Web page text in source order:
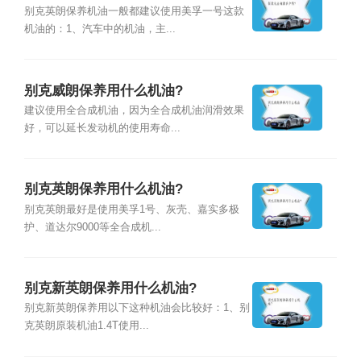
别克英朗保养机油一般都建议使用美孚一号这款
机油的：1、汽车中的机油，主...
别克威朗保养用什么机油?
建议使用全合成机油，因为全合成机油润滑效果
好，可以延长发动机的使用寿命...
别克英朗保养用什么机油?
别克英朗最好是使用美孚1号、灰壳、嘉实多极
护、道达尔9000等全合成机...
别克新英朗保养用什么机油?
别克新英朗保养用以下这种机油会比较好：1、别
克英朗原装机油1.4T使用...